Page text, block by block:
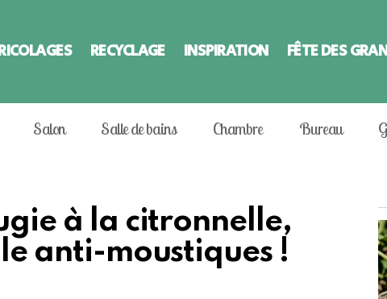
RECYCLAGE INSPIRATION FÊTE DES
Salon Salle de bains Chambre Bureau
à la citronnelle,
anti-moustiques !